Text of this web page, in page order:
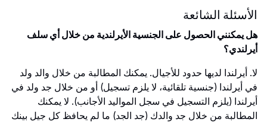
الأسئلة الشائعة
هل يمكنني الحصول على الجنسية الأيرلندية من خلال أي سلف
أيرلندي؟
لا. أيرلندا لديها حدود للأجيال. يمكنك المطالبة من خلال والد ولد
في أيرلندا (جنسية تلقائية، لا يلزم تسجيل) أو من خلال جد ولد في
أيرلندا (يلزم التسجيل في سجل المواليد الأجانب). لا يمكنك
المطالبة من خلال جد والدك (جد الجد) ما لم يحافظ كل جيل بينك